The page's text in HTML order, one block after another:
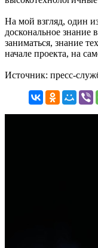
На мой взгляд, один
доскональное
заниматься, знание
начале проекта, на
Источник: пресс-